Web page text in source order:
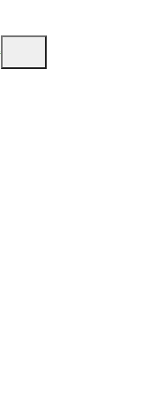
SUB